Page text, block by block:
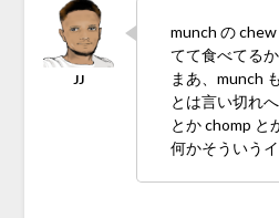
munch の
てて食べてる
まあ、munch
とは言い切れ
とか chomp と
何かそういう